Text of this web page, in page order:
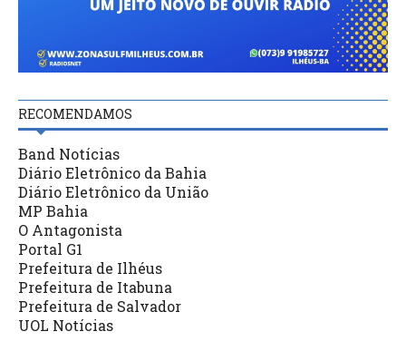
RECOMENDAMOS
Band Notícias
Diário Eletrônico da Bahia
Diário Eletrônico da União
MP Bahia
O Antagonista
Portal G1
Prefeitura de Ilhéus
Prefeitura de Itabuna
Prefeitura de Salvador
UOL Notícias